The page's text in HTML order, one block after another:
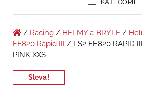
KATEGORIE
/ Racing / HELMY a BRÝLE /
FF820 Rapid III
/ LS2 FF820 RAPID
PINK XXS
Sleva!